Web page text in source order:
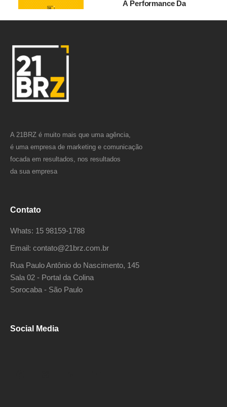
A Performance Da
A 21BRZ é muito mais que uma agência,
é uma empresa de marketing e comunicação
focada em resultados, nos resultados
da sua empresa
Contato
Whats: 15 98159-1788
Email: contato@21brz.com.br
Rua Paulo Antônio do Nascimento, 145
Sala 02 - Portal da Colina
Sorocaba - São Paulo
Social Media